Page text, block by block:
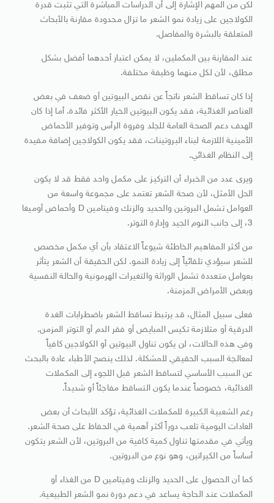
لكن من المهم الإشارة إلى أن الدراسات المباشرة التي تثبت قدرة
الكولاجين على زيادة نمو الشعر ما تزال محدودة مقارنة بالأبحاث
المتعلقة بالبشرة والمفاصل.
عند المقارنة بين المكملين، لا يمكن اعتبار أحدهما أفضل بشكل
مطلق، لأن لكل منهما وظيفة مختلفة.
إذا كان تساقط الشعر ناتجاً عن نقص البيوتين أو ضعف في بعض
العناصر الغذائية، فقد يكون البيوتين الخيار الأكثر فائدة. أما إذا كان
الهدف دعم الصحة العامة للجلد وفروة الرأس وتوفير الأحماض
الأمينية اللازمة لبناء البروتينات، فقد يكون الكولاجين إضافة مفيدة
إلى النظام الغذائي.
ويرى عدد من الخبراء أن التركيز على مكمل واحد فقط قد لا يكون
الحل الأمثل، لأن صحة الشعر تعتمد على مجموعة واسعة من
العوامل تشمل البروتين والحديد والزنك وفيتامين D وأحماض أوميغا
3، إلى جانب النوم الجيد وإدارة التوتر.
من أكثر المفاهيم الخاطئة شيوعاً الاعتقاد بأن أي مكمل مخصص
للشعر سيؤدي تلقائياً إلى زيادة النمو. لكن الحقيقة أن الشعر يتأثر
بعوامل متعددة تشمل الوراثة والتغيرات الهرمونية والحالة النفسية
وبعض الأمراض المزمنة.
فعلى سبيل المثال، قد يرتبط تساقط الشعر باضطرابات الغدة
الدرقية أو متلازمة تكيس المبايض أو فقر الدم أو التوتر المزمن.
وفي هذه الحالات، لن يكون تناول البيوتين أو الكولاجين كافياً
لمعالجة السبب الحقيقي للمشكلة. لذلك ينصح الأطباء عادة بالبحث
عن السبب الأساسي لتساقط الشعر قبل اللجوء إلى المكملات
الغذائية، خصوصاً عندما يكون التساقط مفاجئاً أو شديداً.
رغم الشعبية الكبيرة للمكملات الغذائية، تؤكد الأبحاث أن بعض
العادات اليومية تلعب دوراً أكثر أهمية في الحفاظ على صحة الشعر.
ويأتي في مقدمتها تناول كمية كافية من البروتين، لأن الشعر يتكون
أساساً من الكيراتين، وهو نوع من البروتين.
كما أن الحصول على الحديد والزنك وفيتامين D من الغذاء أو
المكملات عند الحاجة يساعد في دعم دورة نمو الشعر الطبيعية.